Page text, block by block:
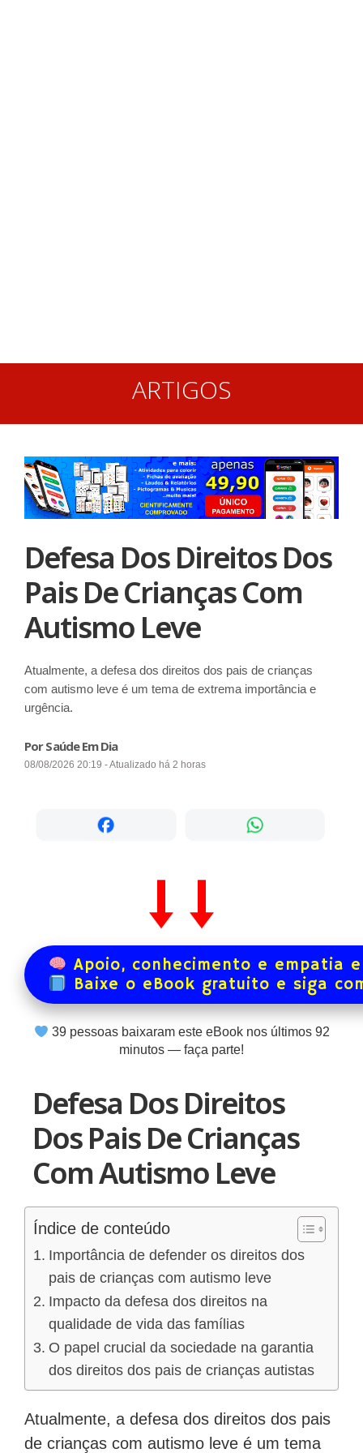
ARTIGOS
Defesa Dos Direitos Dos
Pais De Crianças Com
Autismo Leve
Atualmente, a defesa dos direitos dos pais de crianças
com autismo leve é um tema de extrema importância e
urgência.
Por Saúde Em Dia
08/08/2026 20:19 - Atualizado há 2 horas
Apoio, conhecimento e empatia
Baixe o eBook gratuito e siga
39pessoas baixaram este eBook nos últimos 92
minutos — faça parte!
Defesa Dos Direitos
Dos Pais De Crianças
Com Autismo Leve
Índice de conteúdo
Importância de defender os direitos dos
pais de crianças com autismo leve
Impacto da defesa dos direitos na
qualidade de vida das famílias
O papel crucial da sociedade na garantia
dos direitos dos pais de crianças autistas
Atualmente, a defesa dos direitos dos pais
de crianças com autismo leve é um tema